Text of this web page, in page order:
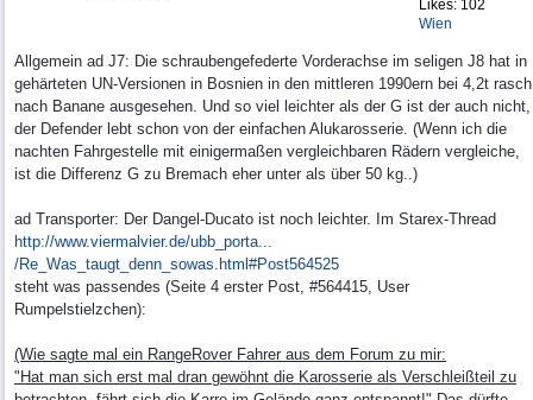
Likes: 102
Wien
Allgemein ad J7: Die schraubengefederte Vorderachse im seligen J8 hat in
gehärteten UN-Versionen in Bosnien in den mittleren 1990ern bei 4,2t rasch
nach Banane ausgesehen. Und so viel leichter als der G ist der auch nicht,
der Defender lebt schon von der einfachen Alukarosserie. (Wenn ich die
nachten Fahrgestelle mit einigermaßen vergleichbaren Rädern vergleiche,
ist die Differenz G zu Bremach eher unter als über 50 kg..)
ad Transporter: Der Dangel-Ducato ist noch leichter. Im Starex-Thread
http://www.viermalvier.de/ubb_porta...
/Re_Was_taugt_denn_sowas.html#Post564525
steht was passendes (Seite 4 erster Post, #564415, User
Rumpelstielzchen):
(Wie sagte mal ein RangeRover Fahrer aus dem Forum zu mir:
"Hat man sich erst mal dran gewöhnt die Karosserie als Verschleißteil zu